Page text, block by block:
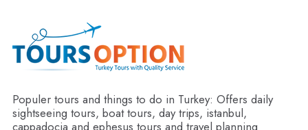
Populer tours and things to do in Turkey: Offers daily
sightseeing tours, boat tours, day trips, istanbul,